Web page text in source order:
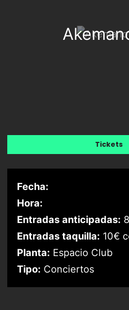
Tickets
Fecha:
Hora:
Entradas anticipadas:
Entradas taquilla: 10€
Planta: Espacio Club
Tipo: Conciertos